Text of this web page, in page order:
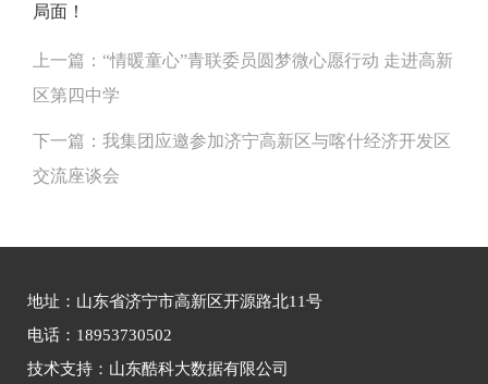
局面！
上一篇： “情暖童心”青联委员圆梦微心愿行动 走进高新
区第四中学
下一篇： 我集团应邀参加济宁高新区与喀什经济开发区
交流座谈会
地址：山东省济宁市高新区开源路北11号
电话：18953730502
技术支持：山东酷科大数据有限公司